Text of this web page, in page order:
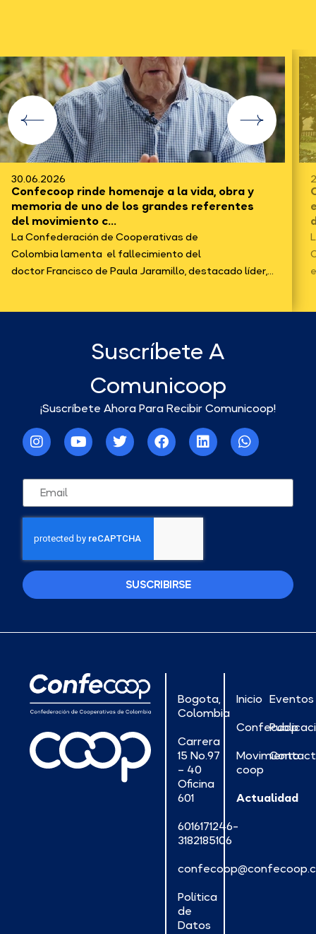
30.06.2026
Confecoop rinde homenaje a la vida, obra y
memoria de uno de los grandes referentes
del movimiento c...
La Confederación de Cooperativas de
Colombia lamenta el fallecimiento del
doctor Francisco de Paula Jaramillo, destacado líder,...
Suscríbete A
Comunicoop
¡Suscríbete Ahora Para Recibir Comunicoop!
SUSCRIBIRSE
Bogota,
Colombia
Carrera
15 No.97
– 40
Oficina
601
6016171246-
3182185106
Política
de
Datos
Inicio
Confecoop
Movimiento
coop
Actualidad
Eventos